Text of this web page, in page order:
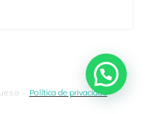
- Política de privacidad